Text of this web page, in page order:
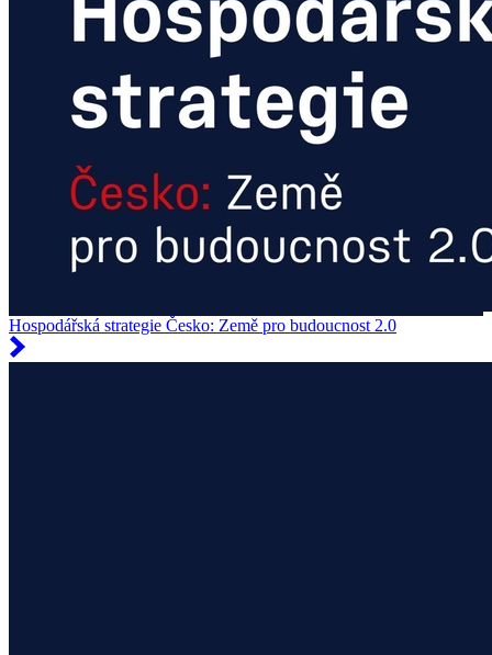
Hospodářská strategie Česko: Země pro budoucnost 2.0